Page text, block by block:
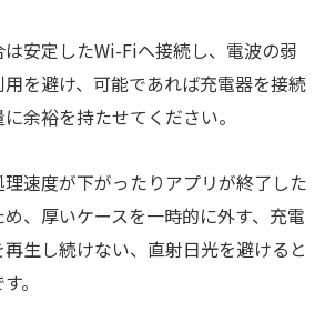
安定したWi-Fiへ接続し、電波の弱
を避け、可能であれば充電器を接続
余裕を持たせてください。
速度が下がったりアプリが終了した
、厚いケースを一時的に外す、充電
生し続けない、直射日光を避けると
。